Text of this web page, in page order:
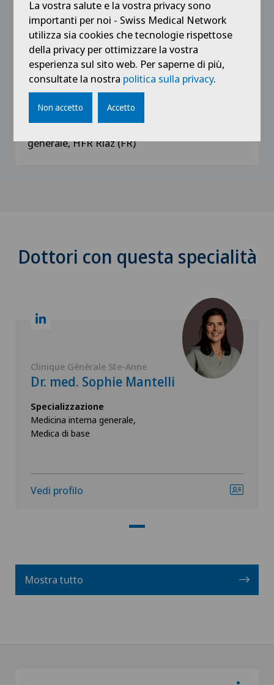
Médecin-assistante, service de dermatologie,
CHUV (Lausanne)
2017 - 2019
Médecin-assistante, service de médecine
interne, HFR Fribourg (FR)
générale, HFR Riaz (FR)
Dottori con questa specialità
Clinique Générale Ste-Anne
Dr. med. Sophie Mantelli
Specializzazione
Medicina interna generale,
Medica di base
Vedi profilo
Mostra tutto
La vostra salute e la vostra privacy sono
importanti per noi - Swiss Medical Network
utilizza sia cookies che tecnologie rispettose
della privacy per ottimizzare la vostra
esperienza sul sito web. Per saperne di più,
consultate la nostra politica sulla privacy.
Non accetto Accetto